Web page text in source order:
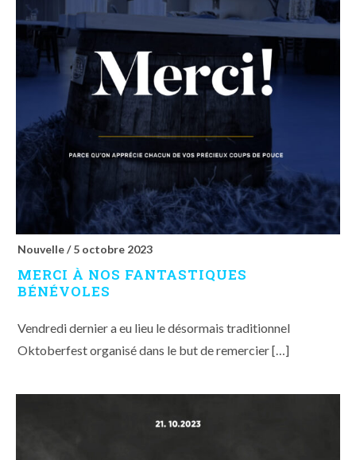
Nouvelle /5 octobre 2023
MERCI À NOS FANTASTIQUES
BÉNÉVOLES
Vendredi dernier a eu lieu le désormais traditionnel
Oktoberfest organisé dans le but de remercier […]